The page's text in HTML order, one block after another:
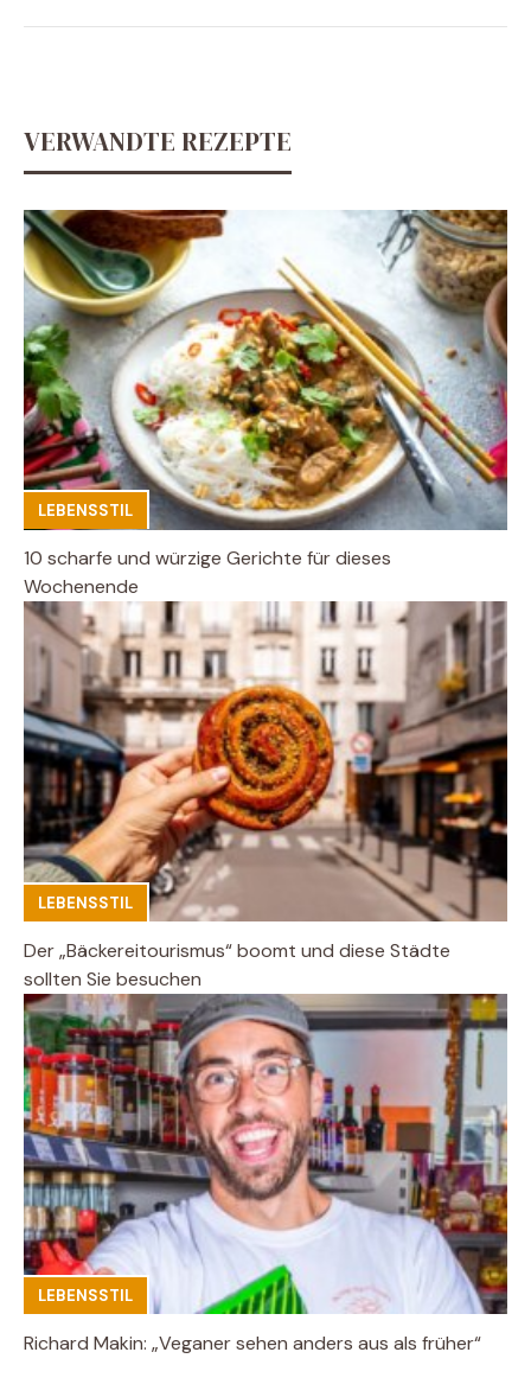
VERWANDTE REZEPTE
LEBENSSTIL
10 scharfe und würzige Gerichte für dieses
Wochenende
LEBENSSTIL
Der „Bäckereitourismus“ boomt und diese Städte
sollten Sie besuchen
LEBENSSTIL
Richard Makin: „Veganer sehen anders aus als früher“